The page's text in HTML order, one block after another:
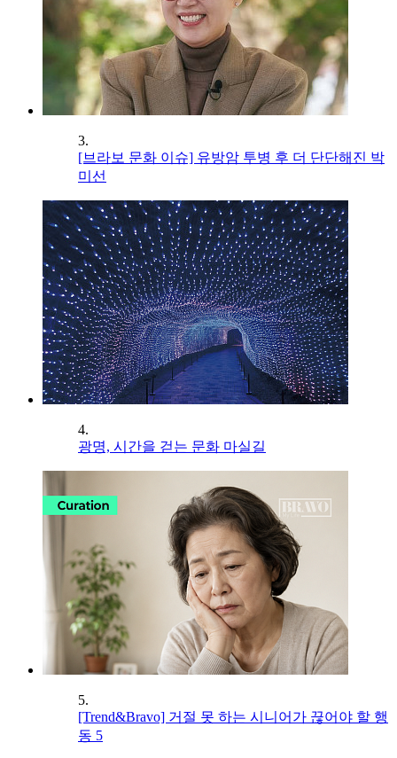
3.
[브라보 문화 이슈] 유방암 투병 후 더 단단해진 박
미선
4.
광명, 시간을 걷는 문화 마실길
5.
[Trend&Bravo] 거절 못 하는 시니어가 끊어야 할 행
동 5